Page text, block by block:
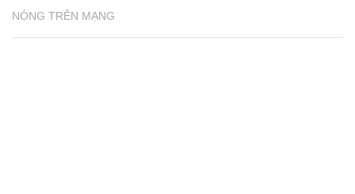
NÓNG TRÊN MẠNG